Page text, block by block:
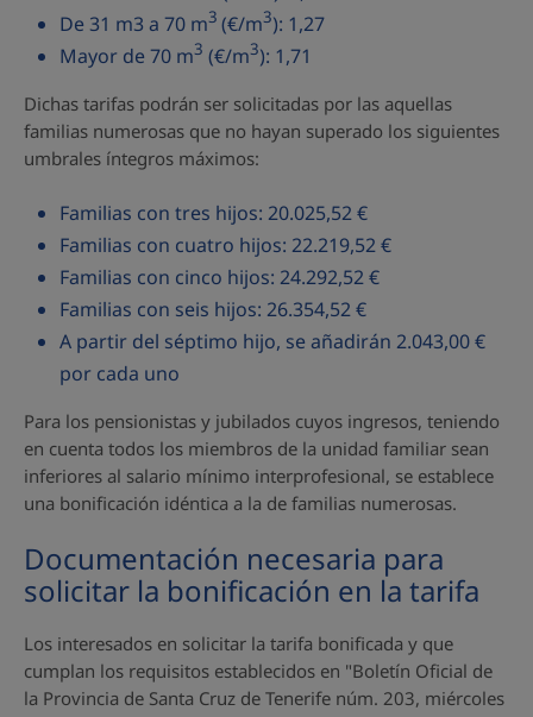
De 31 m3 a 70 m3 (€/m3): 1,27
Mayor de 70 m3 (€/m3): 1,71
Dichas tarifas podrán ser solicitadas por las aquellas
familias numerosas que no hayan superado los siguientes
umbrales íntegros máximos:
Familias con tres hijos: 20.025,52 €
Familias con cuatro hijos: 22.219,52 €
Familias con cinco hijos: 24.292,52 €
Familias con seis hijos: 26.354,52 €
A partir del séptimo hijo, se añadirán 2.043,00 €
por cada uno
Para los pensionistas y jubilados cuyos ingresos, teniendo
en cuenta todos los miembros de la unidad familiar sean
inferiores al salario mínimo interprofesional, se establece
una bonificación idéntica a la de familias numerosas.
Documentación necesaria para
solicitar la bonificación en la tarifa
Los interesados en solicitar la tarifa bonificada y que
cumplan los requisitos establecidos en "Boletín Oficial de
la Provincia de Santa Cruz de Tenerife núm. 203, miércoles